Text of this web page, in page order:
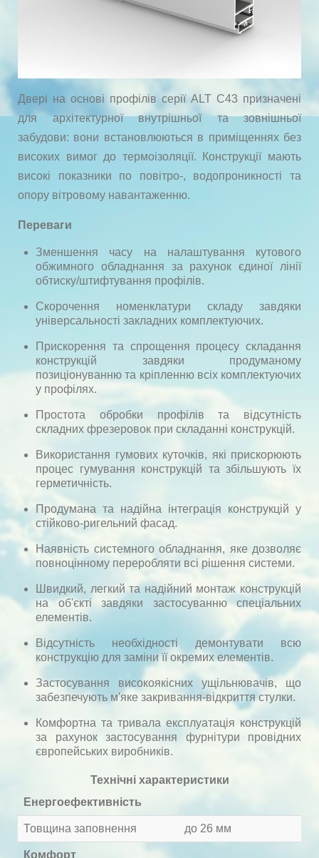
Двері на основі профілів серії ALT C43 призначені
для архітектурної внутрішньої та зовнішньої
забудови: вони встановлюються в приміщеннях без
високих вимог до термоізоляції. Конструкції мають
високі показники по повітро-, водопроникності та
опору вітровому навантаженню.
Переваги
Зменшення часу на налаштування кутового
обжимного обладнання за рахунок єдиної лінії
обтиску/штифтування профілів.
Скорочення номенклатури складу завдяки
універсальності закладних комплектуючих.
Прискорення та спрощення процесу складання
конструкцій завдяки продуманому
позиціонуванню та кріпленню всіх комплектуючих
у профілях.
Простота обробки профілів та відсутність
складних фрезеровок при складанні конструкцій.
Використання гумових куточків, які прискорюють
процес гумування конструкцій та збільшують їх
герметичність.
Продумана та надійна інтеграція конструкцій у
стійково-ригельний фасад.
Наявність системного обладнання, яке дозволяє
повноцінному переробляти всі рішення системи.
Швидкий, легкий та надійний монтаж конструкцій
на об'єкті завдяки застосуванню спеціальних
елементів.
Відсутність необхідності демонтувати всю
конструкцію для заміни її окремих елементів.
Застосування високоякісних ущільнювачів, що
забезпечують м'яке закривання-відкриття стулки.
Комфортна та тривала експлуатація конструкцій
за рахунок застосування фурнітури провідних
європейських виробників.
Технічні характеристики
Енергоефективність
Товщина заповнення до 26 мм
Комфорт